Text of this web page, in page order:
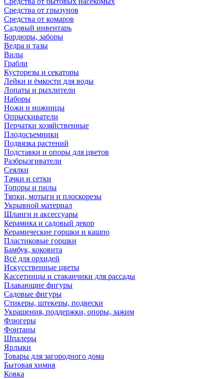
Средства от грызунов
Средства от комаров
Садовый инвентарь
Бордюры, заборы
Ведра и тазы
Вилы
Грабли
Кусторезы и секаторы
Лейки и ёмкости для воды
Лопаты и рыхлители
Наборы
Ножи и ножницы
Опрыскиватели
Перчатки хозяйственные
Плодосъемники
Подвязка растений
Подставки и опоры для цветов
Разбрызгиватели
Сеялки
Тачки и сетки
Топоры и пилы
Тяпки, мотыги и плоскорезы
Укрывной материал
Шланги и аксессуары
Керамика и садовый декор
Керамические горшки и кашпо
Пластиковые горшки
Бамбук, коковита
Всё для орхидей
Искусственные цветы
Кассетницы и стаканчики для рассады
Плавающие фигуры
Садовые фигуры
Стикеры, штекеры, подвески
Украшения, поддержки, опоры, зажим
Флюгеры
Фонтаны
Шпалеры
Ярлыки
Товары для загородного дома
Бытовая химия
Ковка